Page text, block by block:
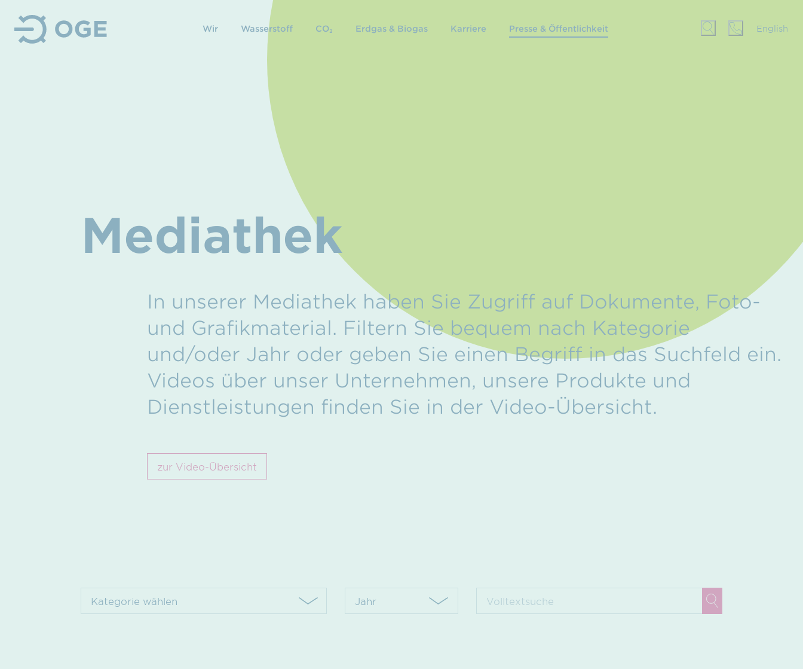
Wir Wasserstoff CO₂ Erdgas & Biogas Karriere Presse & Öffentlichkeit English
Mediathek
In unserer Mediathek haben Sie Zugriff auf Dokumente, Foto-
und Grafik­material. Filtern Sie bequem nach Kategorie
und/oder Jahr oder geben Sie einen Begriff in das Suchfeld ein.
Videos über unser Unternehmen, unsere Produkte und
Dienstleistungen finden Sie in der Video-Übersicht.
zur Video-Übersicht